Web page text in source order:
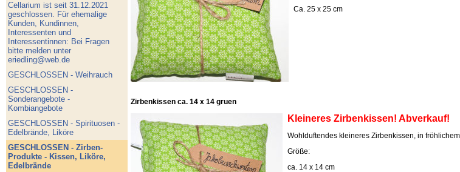
Cellarium ist seit 31.12.2021
geschlossen. Für ehemalige
Kunden, Kundinnen,
Interessenten und
Interessentinnen: Bei Fragen
bitte melden unter
eriedling@web.de
GESCHLOSSEN - Weihrauch
GESCHLOSSEN -
Sonderangebote -
Kombiangebote
GESCHLOSSEN - Spirituosen -
Edelbrände, Liköre
GESCHLOSSEN - Zirben-
Produkte - Kissen, Liköre,
Edelbrände
Ca. 25 x 25 cm
Zirbenkissen ca. 14 x 14 gruen
Kleineres Zirbenkissen! Abverkauf!
Wohlduftendes kleineres Zirbenkissen, in
Größe:
ca. 14 x 14 cm